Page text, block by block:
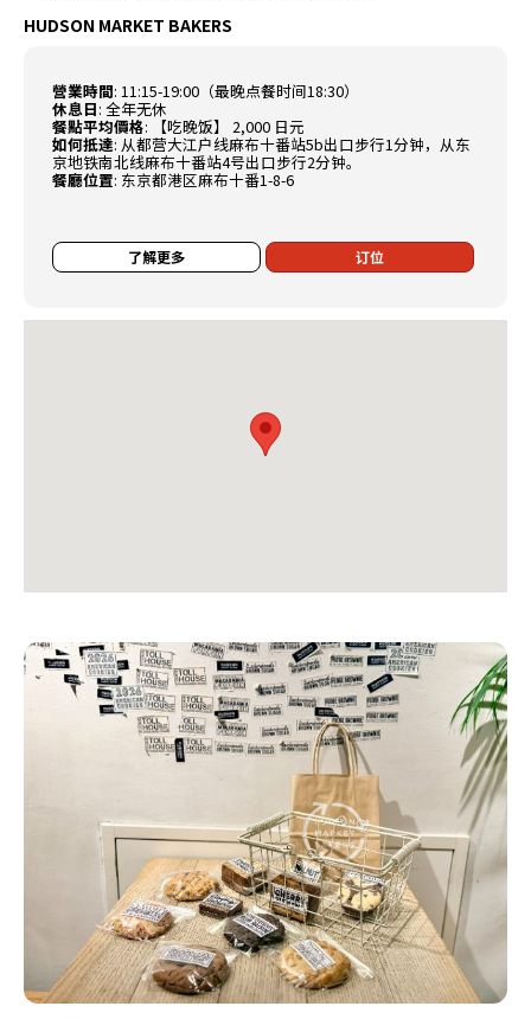
HUDSON MARKET BAKERS
營業時間:11:15-19:00（最晚点餐时间18:30）
休息日:全年无休
餐點平均價格: 【吃晚饭】 2,000 日元
如何抵達: 从都营大江户线麻布十番站5b出口步行1分钟，从东
京地铁南北线麻布十番站4号出口步行2分钟。
餐廳位置: 东京都港区麻布十番1-8-6
了解更多 订位